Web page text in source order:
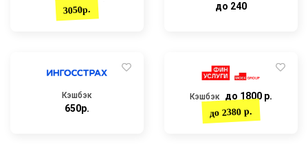
3050р. до 240
Кэшбэк
650р.
Кэшбэк до 1800 р.
до 2380 р.